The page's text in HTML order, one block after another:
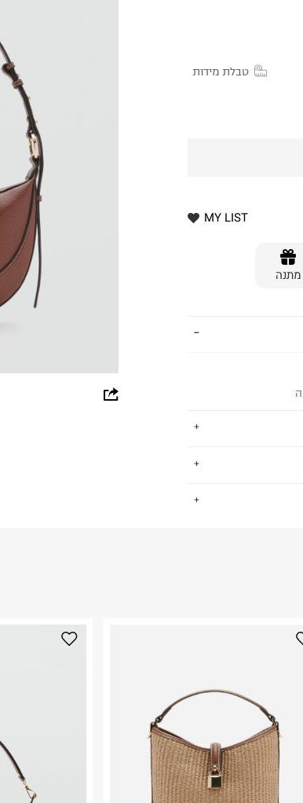
טבלת מידות
MY LIST
מתנה
על גבי החבילה
באתר בלבד